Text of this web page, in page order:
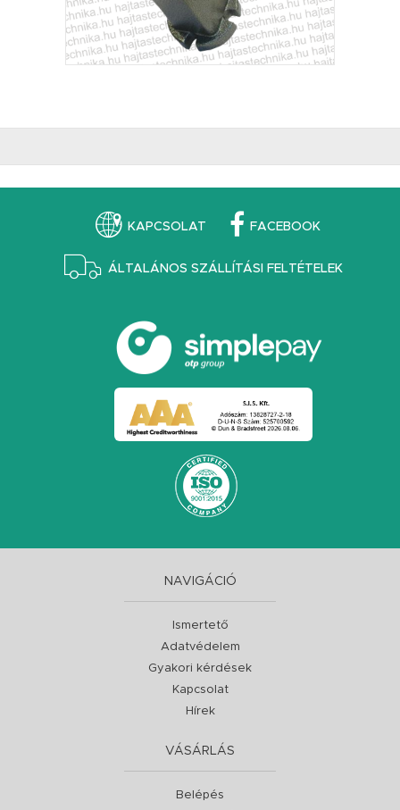
KAPCSOLAT FACEBOOK
ÁLTALÁNOS SZÁLLÍTÁSI FELTÉTELEK
NAVIGÁCIÓ
Ismertető
Adatvédelem
Gyakori kérdések
Kapcsolat
Hírek
VÁSÁRLÁS
Belépés